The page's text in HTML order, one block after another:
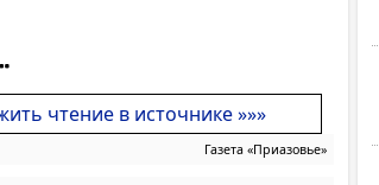
чтение в источнике »»»
Газета «Приазовье»